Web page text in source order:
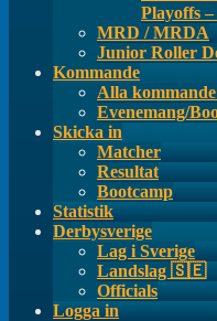
Playoffs
MRD / MRDA
Junior Roller
Kommande
Alla
Evenemang/
Skicka in
Matcher
Resultat
Bootcamp
Statistik
Derbysverige
Lag i Sverige
Landslag 🇸🇪
Officials
Logga in